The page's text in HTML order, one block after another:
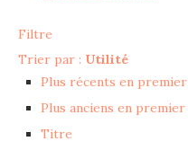
Filtre
Trier par : Utilité
Plus récents en premier
Plus anciens en premier
Titre